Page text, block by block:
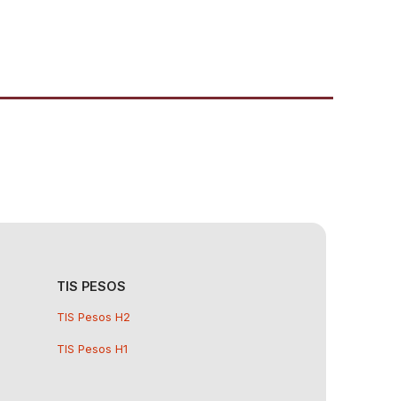
TIS PESOS
TIS Pesos H2
TIS Pesos H1